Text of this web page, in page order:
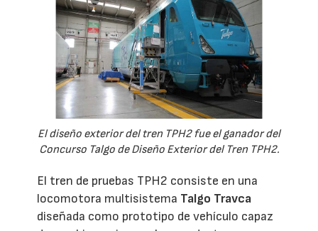
El diseño exterior del tren TPH2 fue el ganador del
Concurso Talgo de Diseño Exterior del Tren TPH2.
El tren de pruebas TPH2 consiste en una
locomotora multisistema Talgo Travca
diseñada como prototipo de vehículo capaz